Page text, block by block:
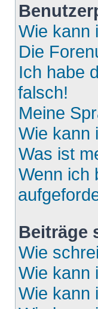
Wie kann
Die
Ich habe
falsch!
Meine
Wie kann
Was ist
Wenn ich
Beiträge
Wie
Wie kann
Wie kann